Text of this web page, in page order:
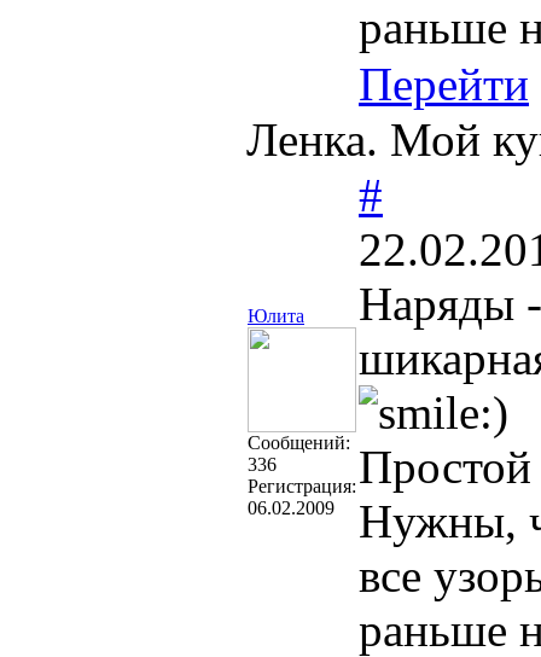
раньше
Перейти
Ленка. Мой
Юлита
Cообщений:
336
Регистрация:
06.02.2009
#
Наряды -
Простой
Нужны,
все
раньше